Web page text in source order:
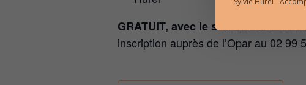
GRATUIT, avec le soutien de
inscription auprès de l’Opar au 02 99